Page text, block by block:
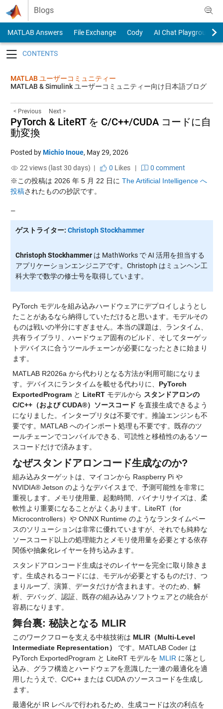
Skip to content
Blogs
MATLAB Answers File Exchange Cody
AI Chat Playground
MATLAB ユーザーコミュニティー
MATLAB & Simulink ユーザーコミュニティー向け日本語ブログ
< Previous Next >
PyTorch & LiteRT を C/C++/CUDA コードに自
動変換
Posted byMichio Inoue, May 29, 2026
22 views (last 30 days) |
0 Likes|
0 comment
※この投稿は 2026 年 5 月 22 日に The Artificial Intelligence へ
投稿されたものの抄訳です。
—
ゲストライター: Christoph Stockhammer
Christoph Stockhammer は MathWorks で AI 活用を担当する
アプリケーションエンジニアです。Christoph はミュンヘン工
科大学で数学の修士号を取得しています。
PyTorch モデルを組み込みハードウェアにデプロイしようとし
たことがあるなら納得していただけると思います。モデルその
ものは戦いの半分にすぎません。本当の課題は、ランタイム、
共有ライブラリ、ハードウェア固有のビルド、そしてターゲッ
トデバイスに合うツールチェーンが必要になったときに始まり
ます。
MATLAB R2026a から代わりとなる方法が利用可能になりま
す。デバイスにランタイムを載せる代わりに、 PyTorch
ExportedProgram と LiteRT モデルから スタンドアロンの
C/C++（および CUDA®）ソースコード を直接生成できるよう
になりました。インタープリタは不要です。推論エンジンも不
要です。MATLAB へのインポート処理も不要です。既存のツ
ールチェーンでコンパイルできる、可読性と移植性のあるソー
スコードだけで済みます。
なぜスタンドアロンコード生成なのか?
組み込みターゲットは、マイコンから Raspberry Pi や
NVIDIA® Jetson のようなデバイスまで、予測可能性を非常に
重視します。メモリ使用量、起動時間、バイナリサイズは、柔
軟性より重要になることがよくあります。LiteRT（for
Microcontrollers）や ONNX Runtime のようなランタイムベー
スのソリューションは非常に優れていますが、それでも純粋な
ソースコード以上の処理能力とメモリ使用量を必要とする依存
関係や抽象化レイヤーを持ち込みます。
スタンドアロンコード生成はそのレイヤーを完全に取り除きま
す。生成されるコードには、モデルが必要とするものだけ、つ
まりループ、演算、データだけが含まれます。そのため、解
析、デバッグ、認証、既存の組み込みソフトウェアとの統合が
容易になります。
舞台裏: 秘訣となる MLIR
このワークフローを支える中核技術は MLIR（Multi-Level
Intermediate Representation）
です。MATLAB Coder は
PyTorch ExportedProgram と LiteRT モデルを MLIR に落とし
込み、グラフ構造とハードウェアを意識した一連の最適化を適
用したうえで、C/C++ または CUDA のソースコードを生成し
ます。
最適化が IR レベルで行われるため、生成コードは次の利点を